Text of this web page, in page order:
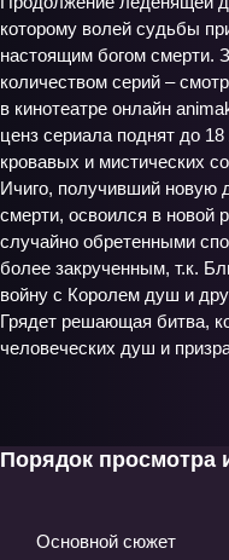
которому волей судьбы
настоящим богом
количеством серий –
в кинотеатре онлайн
ценз сериала поднят до
кровавых и мистических
Ичиго, получивший новую
смерти, освоился в новой
случайно обретенными
более закрученным, т.к.
войну с Королем душ и
Грядет решающая битва,
человеческих душ и
Порядок просмотра
Основной сюжет